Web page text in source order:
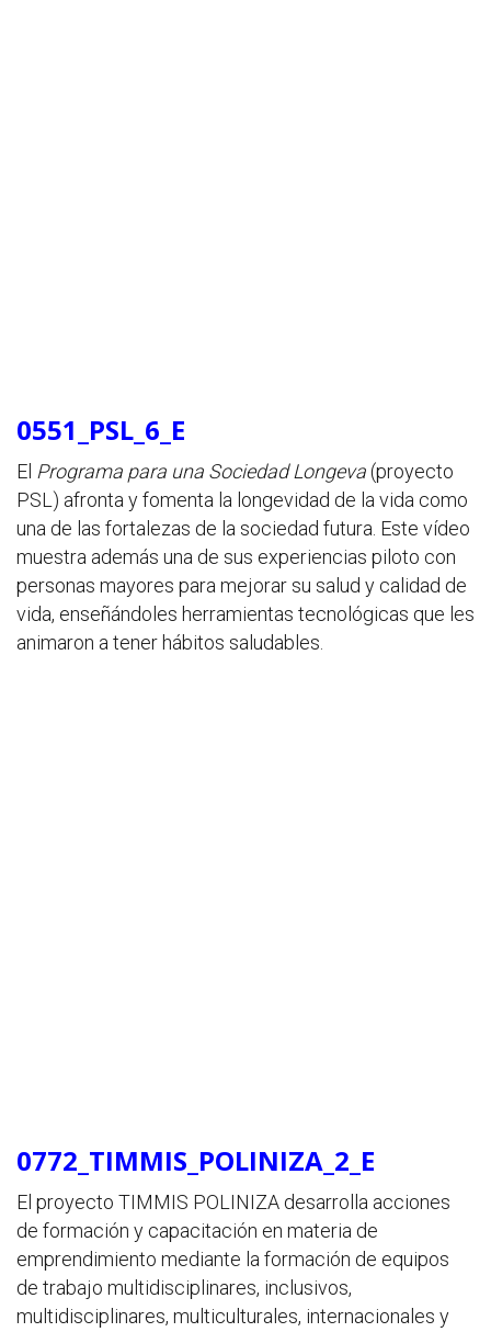
0551_PSL_6_E
El Programa para una Sociedad Longeva(proyecto
PSL) afronta y fomenta la longevidad de la vida como
una de las fortalezas de la sociedad futura. Este vídeo
muestra además una de sus experiencias piloto con
personas mayores para mejorar su salud y calidad de
vida, enseñándoles herramientas tecnológicas que les
animaron a tener hábitos saludables.
0772_TIMMIS_POLINIZA_2_E
El proyecto TIMMIS POLINIZA desarrolla acciones
de formación y capacitación en materia de
emprendimiento mediante la formación de equipos
de trabajo multidisciplinares, inclusivos,
multidisciplinares, multiculturales, internacionales y